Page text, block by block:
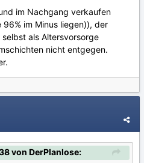
im Nachgang verkaufen
im Minus liegen)), der
als Altersvorsorge
nicht entgegen.
von DerPlanlose: